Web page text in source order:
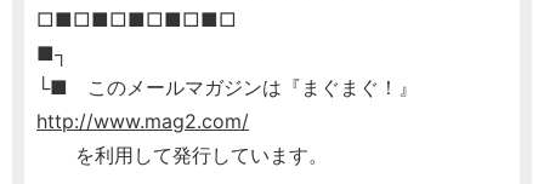
□■□■□■□■□■□
■┐
└■ このメールマガジンは『まぐまぐ！』
http://www.mag2.com/
を利用して発行しています。